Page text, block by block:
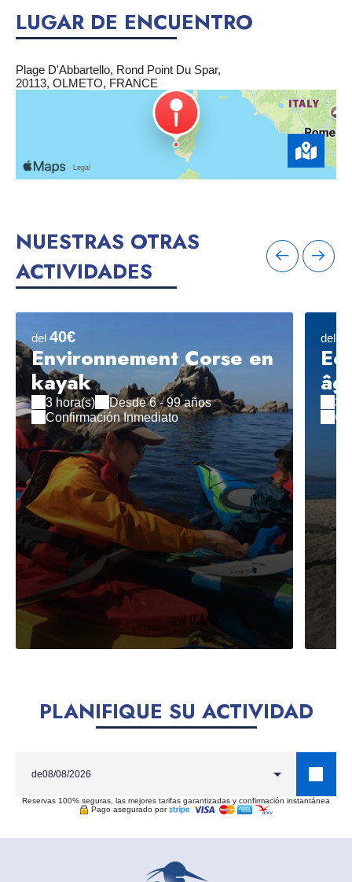
LUGAR DE ENCUENTRO
Plage D'Abbartello, Rond Point Du Spar,
20113, OLMETO, FRANCE
NUESTRAS OTRAS
ACTIVIDADES
del 40€
Environnement Corse en
kayak
3 hora(s)
Desde 6 - 99 años
Confirmación Inmediato
del
3
PLANIFIQUE SU ACTIVIDAD
de
Reservas 100% seguras, las mejores tarifas garantizadas y confirmación instantánea
Pago asegurado por